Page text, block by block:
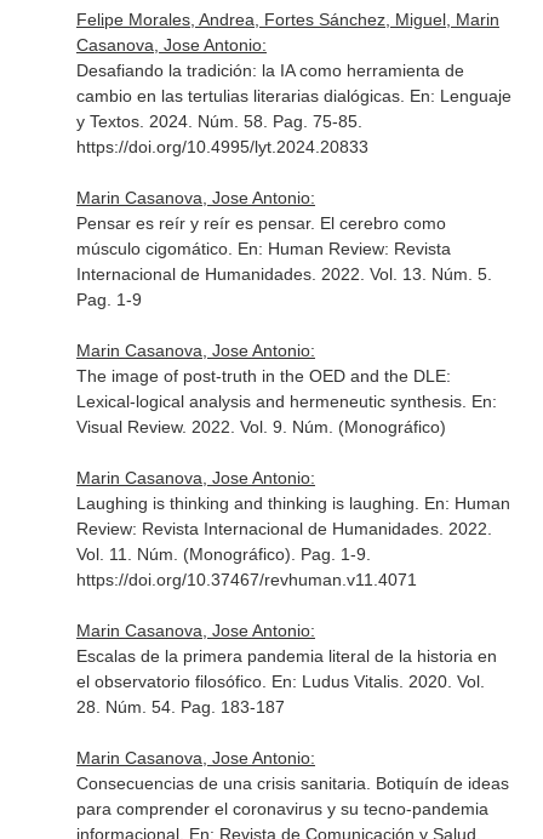
Felipe Morales, Andrea, Fortes Sánchez, Miguel, Marin
Casanova, Jose Antonio:
Desafiando la tradición: la IA como herramienta de
cambio en las tertulias literarias dialógicas. En: Lenguaje
y Textos. 2024. Núm. 58. Pag. 75-85.
https://doi.org/10.4995/lyt.2024.20833
Marin Casanova, Jose Antonio:
Pensar es reír y reír es pensar. El cerebro como
músculo cigomático. En: Human Review: Revista
Internacional de Humanidades. 2022. Vol. 13. Núm. 5.
Pag. 1-9
Marin Casanova, Jose Antonio:
The image of post-truth in the OED and the DLE:
Lexical-logical analysis and hermeneutic synthesis. En:
Visual Review. 2022. Vol. 9. Núm. (Monográfico)
Marin Casanova, Jose Antonio:
Laughing is thinking and thinking is laughing. En: Human
Review: Revista Internacional de Humanidades. 2022.
Vol. 11. Núm. (Monográfico). Pag. 1-9.
https://doi.org/10.37467/revhuman.v11.4071
Marin Casanova, Jose Antonio:
Escalas de la primera pandemia literal de la historia en
el observatorio filosófico. En: Ludus Vitalis. 2020. Vol.
28. Núm. 54. Pag. 183-187
Marin Casanova, Jose Antonio:
Consecuencias de una crisis sanitaria. Botiquín de ideas
para comprender el coronavirus y su tecno-pandemia
informacional. En: Revista de Comunicación y Salud